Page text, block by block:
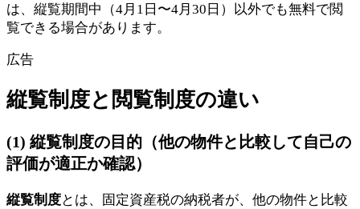
は、縦覧期間中（4月1日〜4月30日）以外でも無料で閲
覧できる場合があります。
広告
縦覧制度と閲覧制度の違い
(1) 縦覧制度の目的（他の物件と比較して自己の
評価が適正か確認）
縦覧制度とは、固定資産税の納税者が、他の物件と比較